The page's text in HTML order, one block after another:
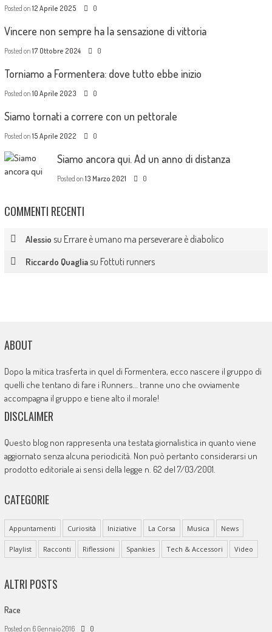
Posted on 12 Aprile 2025 0
Vincere non sempre ha la sensazione di vittoria
Posted on 17 Ottobre 2024 0
Torniamo a Formentera: dove tutto ebbe inizio
Posted on 10 Aprile 2023 0
Siamo tornati a correre con un pettorale
Posted on 15 Aprile 2022 0
Siamo ancora qui. Ad un anno di distanza
Posted on 13 Marzo 2021 0
COMMENTI RECENTI
Alessio su Errare è umano ma perseverare è diabolico
Riccardo Quagliasu Fottuti runners
ABOUT
Dopo la mitica trasferta in quel di Formentera, ecco nascere il gruppo di
quelli che tentano di fare i Runners… tranne uno che ovviamente
accompagna il gruppo e tiene alto il morale!
DISCLAIMER
Questo blog non rappresenta una testata giornalistica in quanto viene
aggiornato senza alcuna periodicità. Non può pertanto considerarsi un
prodotto editoriale ai sensi della legge n. 62 del 7/03/2001.
CATEGORIE
Appuntamenti Curiosità Iniziative La Corsa Musica News
Playlist Racconti Riflessioni Spankies Tech & Accessori Video
ALTRI POSTS
Race
Posted on 6 Gennaio 2016 0